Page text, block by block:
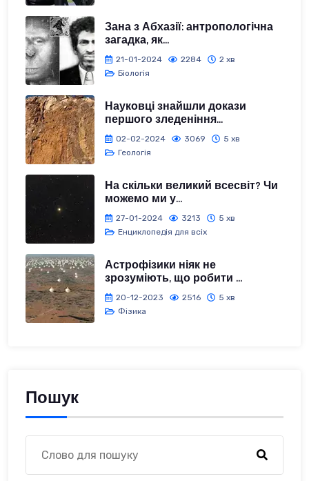
Зана з Абхазії: антропологічна
загадка, як...
21-01-2024 2284
2 хв
Біологія
Науковці знайшли докази
першого зледеніння...
02-02-2024 3069
5 хв
Геологія
На скільки великий всесвіт? Чи
можемо ми у...
27-01-2024 3213
5 хв
Енциклопедія для всіх
Астрофізики ніяк не
зрозуміють, що робити ...
20-12-2023 2516
5 хв
Фізика
Пошук